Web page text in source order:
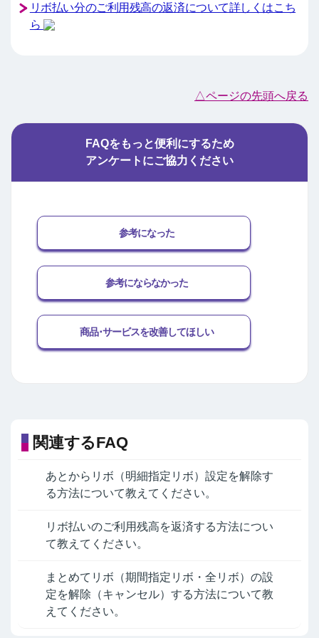
リボ払い分のご利用残高の返済について詳しくはこち
ら
△ページの先頭へ戻る
FAQをもっと便利にするため
アンケートにご協力ください
参考になった
参考にならなかった
商品･サービスを改善してほしい
関連するFAQ
あとからリボ（明細指定リボ）設定を解除す
る方法について教えてください。
リボ払いのご利用残高を返済する方法につい
て教えてください。
まとめてリボ（期間指定リボ・全リボ）の設
定を解除（キャンセル）する方法について教
えてください。